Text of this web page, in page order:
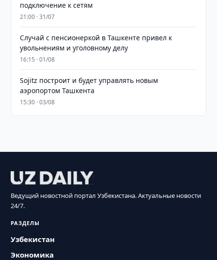
подключение к сетям
21:00 · 31/07
Случай с пенсионеркой в Ташкенте привел к
увольнениям и уголовному делу
16:15 · 01/08
Sojitz построит и будет управлять новым
аэропортом Ташкента
15:30 · 03/08
Ведущий новостной портал Узбекистана. Актуальные новости
24/7.
РАЗДЕЛЫ
Узбекистан
Экономика